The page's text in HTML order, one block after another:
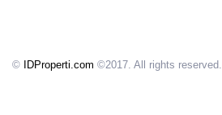
© IDProperti.com ©2017. All rights reserved.